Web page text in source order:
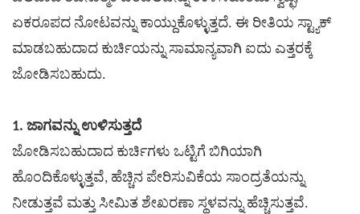
ಏಕರೂಪದ ನೋಟವನ್ನು ಕಾಯ್ದುಕೊಳ್ಳುತ್ತದೆ. ಈ ರೀತಿಯ ಸ್ಟ್ಯಾಕ್
ಮಾಡಬಹುದಾದ ಕುರ್ಚಿಯನ್ನು ಸಾಮಾನ್ಯವಾಗಿ ಐದು ಎತ್ತರಕ್ಕೆ
ಜೋಡಿಸಬಹುದು.
1. ಜಾಗವನ್ನು ಉಳಿಸುತ್ತದೆ
ಜೋಡಿಸಬಹುದಾದ ಕುರ್ಚಿಗಳು ಒಟ್ಟಿಗೆ ಬಿಗಿಯಾಗಿ
ಹೊಂದಿಕೊಳ್ಳುತ್ತವೆ, ಹೆಚ್ಚಿನ ಪೇರಿಸುವಿಕೆಯ ಸಾಂದ್ರತೆಯನ್ನು
ನೀಡುತ್ತವೆ ಮತ್ತು ಸೀಮಿತ ಶೇಖರಣಾ ಸ್ಥಳವನ್ನು ಹೆಚ್ಚಿಸುತ್ತವೆ.